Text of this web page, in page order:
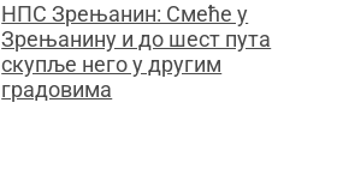
НПС Зрењанин: Смеће у
Зрењанину и до шест пута
скупље него у другим
градовима